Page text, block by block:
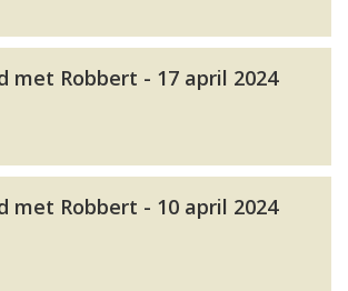
met Robbert - 17 april 2024
met Robbert - 10 april 2024